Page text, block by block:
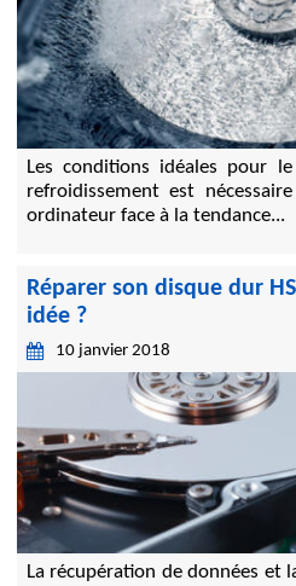
Les conditions idéales pour
refroidissement est
ordinateur face à la tendance...
Réparer son disque dur
idée ?
10 janvier 2018
La récupération de données et